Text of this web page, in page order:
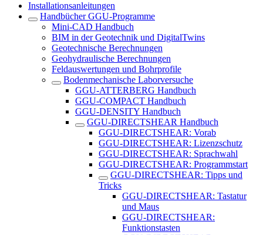
Installationsanleitungen
Handbücher GGU-Programme
Mini-CAD Handbuch
BIM in der Geotechnik und DigitalTwins
Geotechnische Berechnungen
Geohydraulische Berechnungen
Feldauswertungen und Bohrprofile
Bodenmechanische Laborversuche
GGU-ATTERBERG Handbuch
GGU-COMPACT Handbuch
GGU-DENSITY Handbuch
GGU-DIRECTSHEAR Handbuch
GGU-DIRECTSHEAR: Vorab
GGU-DIRECTSHEAR: Lizenzschutz
GGU-DIRECTSHEAR: Sprachwahl
GGU-DIRECTSHEAR: Programmstart
GGU-DIRECTSHEAR: Tipps und
Tricks
GGU-DIRECTSHEAR: Tastatur
und Maus
GGU-DIRECTSHEAR:
Funktionstasten